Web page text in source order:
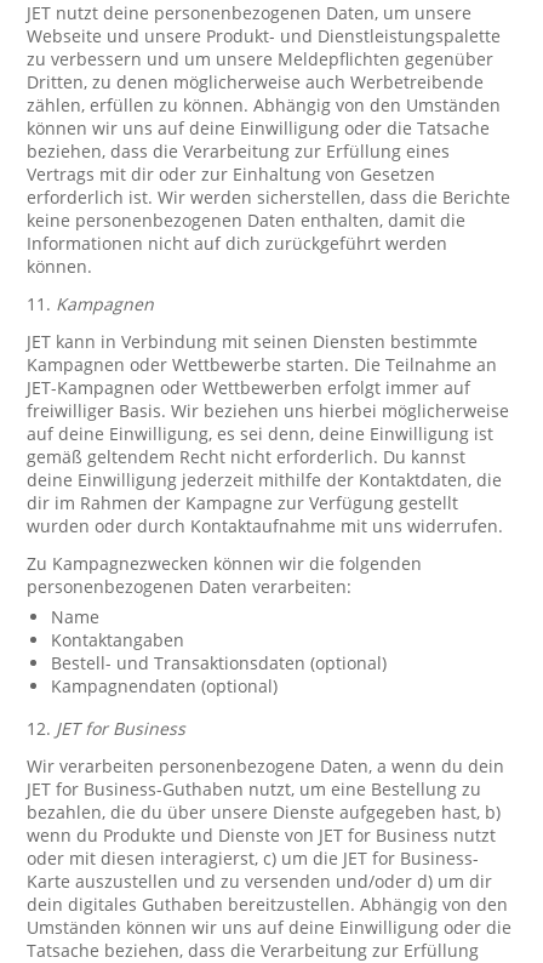
JET nutzt deine personenbezogenen Daten, um unsere
Webseite und unsere Produkt- und Dienstleistungspalette
zu verbessern und um unsere Meldepflichten gegenüber
Dritten, zu denen möglicherweise auch Werbetreibende
zählen, erfüllen zu können. Abhängig von den Umständen
können wir uns auf deine Einwilligung oder die Tatsache
beziehen, dass die Verarbeitung zur Erfüllung eines
Vertrags mit dir oder zur Einhaltung von Gesetzen
erforderlich ist. Wir werden sicherstellen, dass die Berichte
keine personenbezogenen Daten enthalten, damit die
Informationen nicht auf dich zurückgeführt werden
können.
11. Kampagnen
JET kann in Verbindung mit seinen Diensten bestimmte
Kampagnen oder Wettbewerbe starten. Die Teilnahme an
JET-Kampagnen oder Wettbewerben erfolgt immer auf
freiwilliger Basis. Wir beziehen uns hierbei möglicherweise
auf deine Einwilligung, es sei denn, deine Einwilligung ist
gemäß geltendem Recht nicht erforderlich. Du kannst
deine Einwilligung jederzeit mithilfe der Kontaktdaten, die
dir im Rahmen der Kampagne zur Verfügung gestellt
wurden oder durch Kontaktaufnahme mit uns widerrufen.
Zu Kampagnezwecken können wir die folgenden
personenbezogenen Daten verarbeiten:
Name
Kontaktangaben
Bestell- und Transaktionsdaten (optional)
Kampagnendaten (optional)
12. JET for Business
Wir verarbeiten personenbezogene Daten, a wenn du dein
JET for Business-Guthaben nutzt, um eine Bestellung zu
bezahlen, die du über unsere Dienste aufgegeben hast, b)
wenn du Produkte und Dienste von JET for Business nutzt
oder mit diesen interagierst, c) um die JET for Business-
Karte auszustellen und zu versenden und/oder d) um dir
dein digitales Guthaben bereitzustellen. Abhängig von den
Umständen können wir uns auf deine Einwilligung oder die
Tatsache beziehen, dass die Verarbeitung zur Erfüllung